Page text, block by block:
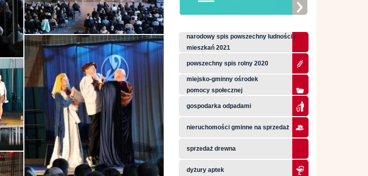
narodowy spis powszechny ludności i
mieszkań 2021
powszechny spis rolny 2020
miejsko-gminny ośrodek
pomocy społecznej
gospodarka odpadami
nieruchomości gminne na sprzedaż
sprzedaż drewna
dyżury aptek